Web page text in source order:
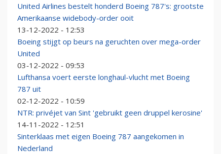
United Airlines bestelt honderd Boeing 787's: grootste
Amerikaanse widebody-order ooit
13-12-2022 - 12:53
Boeing stijgt op beurs na geruchten over mega-order
United
03-12-2022 - 09:53
Lufthansa voert eerste longhaul-vlucht met Boeing
787 uit
02-12-2022 - 10:59
NTR: privéjet van Sint 'gebruikt geen druppel kerosine'
14-11-2022 - 12:51
Sinterklaas met eigen Boeing 787 aangekomen in
Nederland